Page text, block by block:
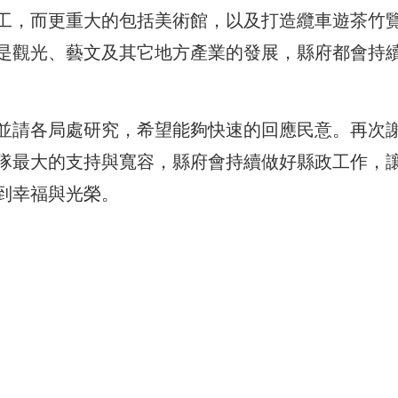
，而更重大的包括美術館，以及打造纜車遊茶竹
觀光、藝文及其它地方產業的發展，縣府都會持
請各局處研究，希望能夠快速的回應民意。再次
最大的支持與寬容，縣府會持續做好縣政工作，
福與光榮。